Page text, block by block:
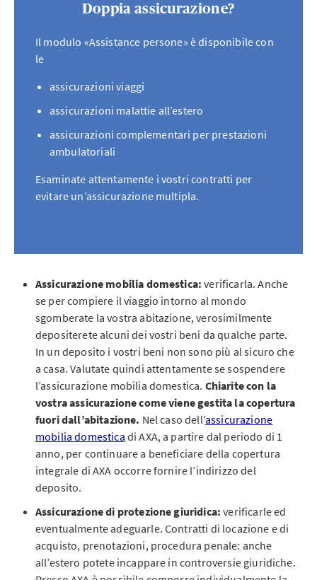
Doppia assicurazione?
Il modulo «Assistance persone» è disponibile con
le
assicurazioni viaggi
assicurazioni malattie all’estero
assicurazioni complementari per prestazioni
ambulatoriali
Esaminate attentamente i vostri contratti per
evitare un’assicurazione multipla.
Assicurazione mobilia domestica:verificarla. Anche
se per compiere il viaggio intorno al mondo
sgomberate la vostra abitazione, verosimilmente
depositerete alcuni dei vostri beni da qualche parte.
In un deposito i vostri beni non sono più al sicuro che
a casa. Valutate quindi attentamente se sospendere
l’assicurazione mobilia domestica. Chiarite con la
vostra assicurazione come viene gestita la copertura
fuori dall’abitazione. Nel caso dell’assicurazione
mobilia domestica di AXA, a partire dal periodo di 1
anno, per continuare a beneficiare della copertura
integrale di AXA occorre fornire l’indirizzo del
deposito.
Assicurazione di protezione giuridica: verificarle ed
eventualmente adeguarle. Contratti di locazione e di
acquisto, prenotazioni, procedura penale: anche
all’estero potete incappare in controversie giuridiche.